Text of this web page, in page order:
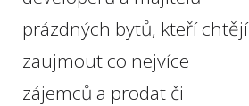
prázdných bytů, kteří chtějí
zaujmout co nejvíce
zájemců a prodat či